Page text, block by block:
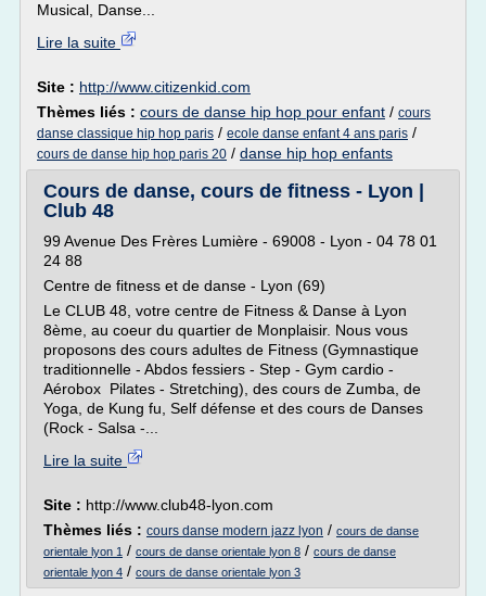
Musical, Danse...
Lire la suite
Site : http://www.citizenkid.com
Thèmes liés : cours de danse hip hop pour enfant / cours
danse classique hip hop paris / ecole danse enfant 4 ans paris /
cours de danse hip hop paris 20 / danse hip hop enfants
Cours de danse, cours de fitness - Lyon |
Club 48
99 Avenue Des Frères Lumière - 69008 - Lyon - 04 78 01
24 88
Centre de fitness et de danse - Lyon (69)
Le CLUB 48, votre centre de Fitness & Danse à Lyon
8ème, au coeur du quartier de Monplaisir. Nous vous
proposons des cours adultes de Fitness (Gymnastique
traditionnelle - Abdos fessiers - Step - Gym cardio -
Aérobox Pilates - Stretching), des cours de Zumba, de
Yoga, de Kung fu, Self défense et des cours de Danses
(Rock - Salsa -...
Lire la suite
Site : http://www.club48-lyon.com
Thèmes liés : cours danse modern jazz lyon / cours de danse
orientale lyon 1 / cours de danse orientale lyon 8 / cours de danse
orientale lyon 4 / cours de danse orientale lyon 3